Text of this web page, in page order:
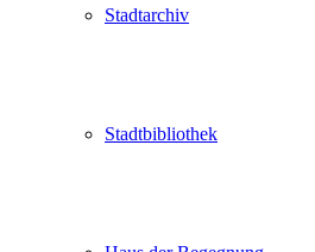
Stadtarchiv
Stadtbibliothek